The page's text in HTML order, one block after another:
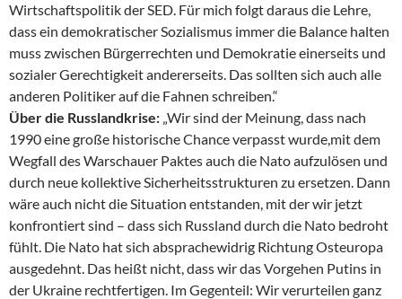
Wirtschaftspolitik der SED. Für mich folgt daraus die Lehre,
dass ein demokratischer Sozialismus immer die Balance halten
muss zwischen Bürgerrechten und Demokratie einerseits und
sozialer Gerechtigkeit andererseits. Das sollten sich auch alle
anderen Politiker auf die Fahnen schreiben.“
Über die Russlandkrise: „Wir sind der Meinung, dass nach
1990 eine große historische Chance verpasst wurde,mit dem
Wegfall des Warschauer Paktes auch die Nato aufzulösen und
durch neue kollektive Sicherheitsstrukturen zu ersetzen. Dann
wäre auch nicht die Situation entstanden, mit der wir jetzt
konfrontiert sind – dass sich Russland durch die Nato bedroht
fühlt. Die Nato hat sich absprachewidrig Richtung Osteuropa
ausgedehnt. Das heißt nicht, dass wir das Vorgehen Putins in
der Ukraine rechtfertigen. Im Gegenteil: Wir verurteilen ganz